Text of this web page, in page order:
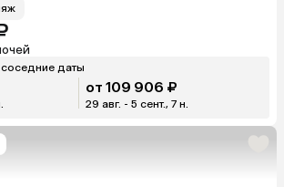
даты
от 109 906 ₽
29 авг. - 5 сент., 7 н.